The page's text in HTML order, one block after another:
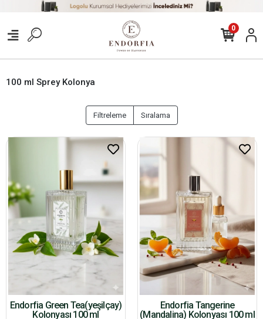
0
100 ml Sprey Kolonya
Filtreleme Sıralama
Endorfia Green Tea(yeşilçay)
Kolonyası 100 ml
Endorfia Tangerine
(Mandalina) Kolonyası 100 ml